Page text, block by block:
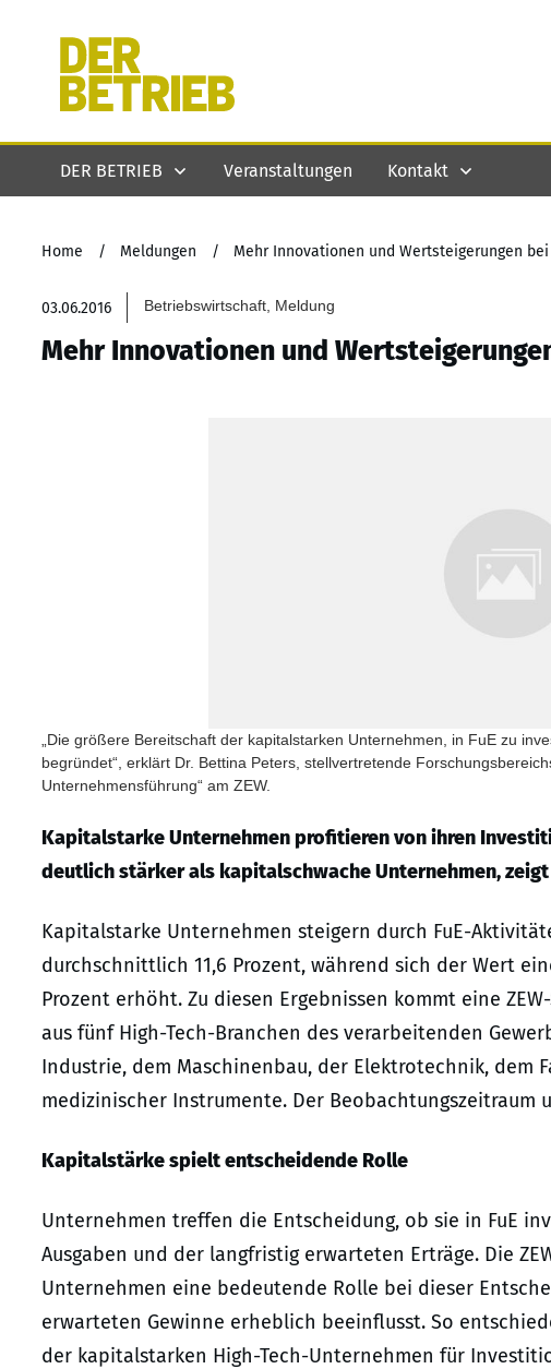
DER BETRIEB Veranstaltungen Kontakt
Home / Meldungen / Mehr Innovationen und Wertsteigerungen
03.06.2016 Betriebswirtschaft, Meldung
Mehr Innovationen und
„Die größere Bereitschaft der kapitalstarken Unternehmen, in FuE zu
begründet“, erklärt Dr. Bettina Peters, stellvertretende
Unternehmensführung“ am ZEW.
Kapitalstarke Unternehmen profitieren von ihren
deutlich stärker als kapitalschwache Unternehmen, zeigt
Kapitalstarke Unternehmen steigern durch FuE-
durchschnittlich 11,6 Prozent, während sich der Wert
Prozent erhöht. Zu diesen Ergebnissen kommt eine
aus fünf High-Tech-Branchen des verarbeitenden
Industrie, dem Maschinenbau, der Elektrotechnik, dem
medizinischer Instrumente. Der Beobachtungszeitraum
Kapitalstärke spielt entscheidende Rolle
Unternehmen treffen die Entscheidung, ob sie in FuE
Ausgaben und der langfristig erwarteten Erträge. Die
Unternehmen eine bedeutende Rolle bei dieser
erwarteten Gewinne erheblich beeinflusst. So
der kapitalstarken High-Tech-Unternehmen für